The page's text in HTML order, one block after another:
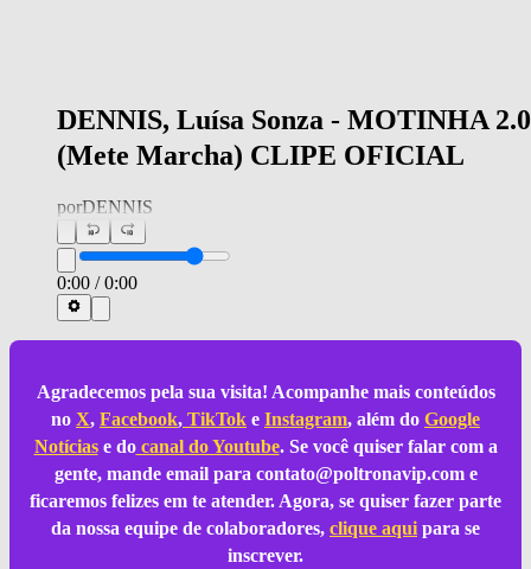
DENNIS, Luísa Sonza - MOTINHA 2.0
(Mete Marcha) CLIPE OFICIAL
porDENNIS
0:00 /0:00
Agradecemos pela sua visita! Acompanhe mais conteúdos
no X, Facebook, TikTok e Instagram, além do Google
Notíciase docanal do Youtube. Se você quiser falar com a
gente, mande email para contato@poltronavip.come
ficaremos felizes em te atender. Agora, se quiser fazer parte
da nossa equipe de colaboradores, clique aqui para se
inscrever.